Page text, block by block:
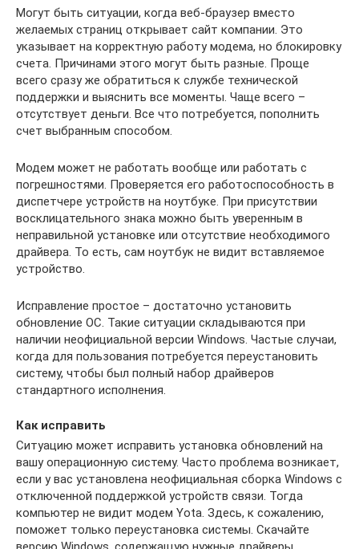
Могут быть ситуации, когда веб-браузер вместо
желаемых страниц открывает сайт компании. Это
указывает на корректную работу модема, но блокировку
счета. Причинами этого могут быть разные. Проще
всего сразу же обратиться к службе технической
поддержки и выяснить все моменты. Чаще всего –
отсутствует деньги. Все что потребуется, пополнить
счет выбранным способом.
Модем может не работать вообще или работать с
погрешностями. Проверяется его работоспособность в
диспетчере устройств на ноутбуке. При присутствии
восклицательного знака можно быть уверенным в
неправильной установке или отсутствие необходимого
драйвера. То есть, сам ноутбук не видит вставляемое
устройство.
Исправление простое – достаточно установить
обновление ОС. Такие ситуации складываются при
наличии неофициальной версии Windows. Частые случаи,
когда для пользования потребуется переустановить
систему, чтобы был полный набор драйверов
стандартного исполнения.
Как исправить
Ситуацию может исправить установка обновлений на
вашу операционную систему. Часто проблема возникает,
если у вас установлена неофициальная сборка Windows с
отключенной поддержкой устройств связи. Тогда
компьютер не видит модем Yota. Здесь, к сожалению,
поможет только переустановка системы. Скачайте